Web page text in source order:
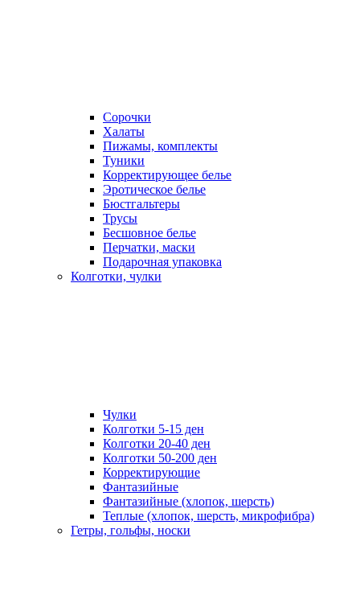
Сорочки
Халаты
Пижамы, комплекты
Туники
Корректирующее белье
Эротическое белье
Бюстгальтеры
Трусы
Бесшовное белье
Перчатки, маски
Подарочная упаковка
Колготки, чулки
Чулки
Колготки 5-15 ден
Колготки 20-40 ден
Колготки 50-200 ден
Корректирующие
Фантазийные
Фантазийные (хлопок, шерсть)
Теплые (хлопок, шерсть, микрофибра)
Гетры, гольфы, носки